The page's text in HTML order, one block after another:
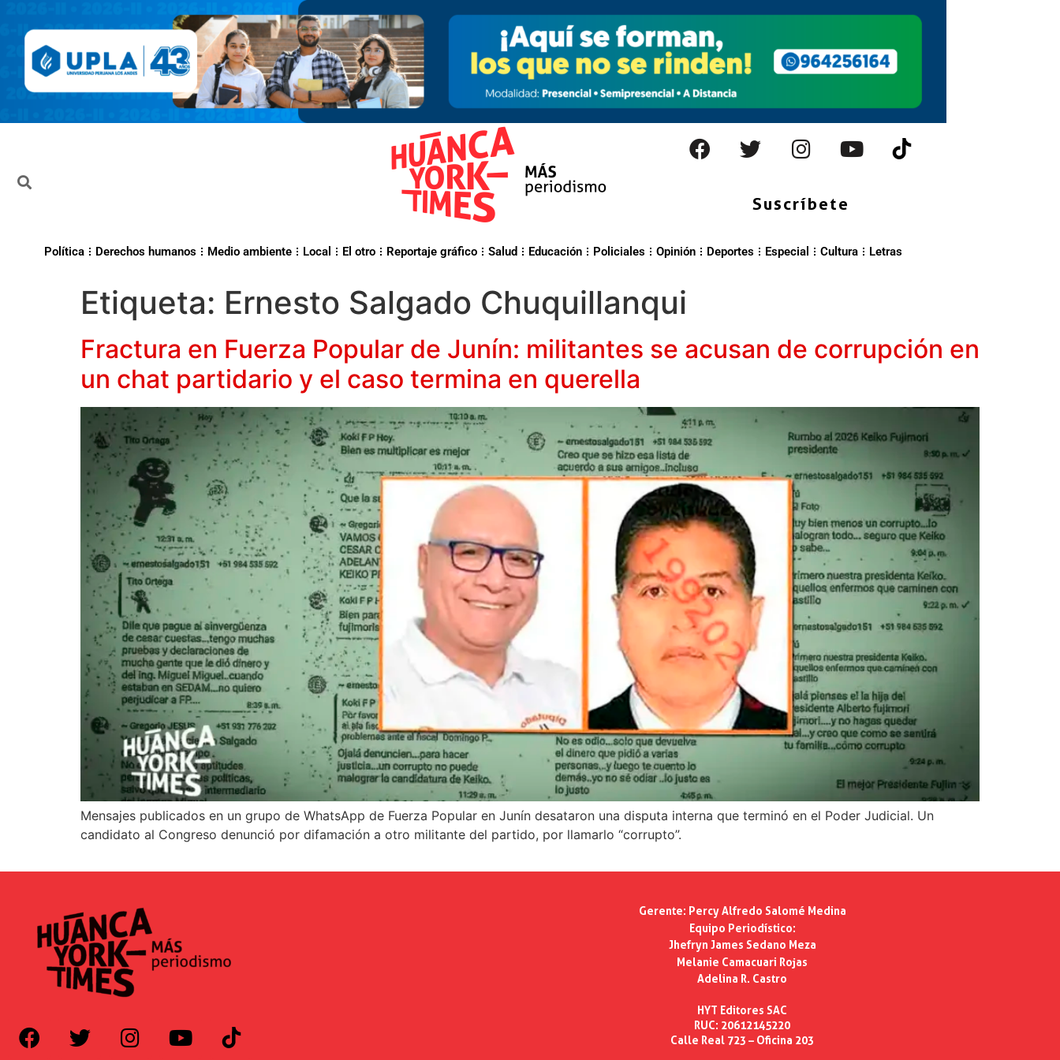
Suscríbete
Política Derechos humanos Medio ambiente Local El otro Reportaje gráfico Salud Educación Policiales Opinión Deportes Especial Cultura Letras
Etiqueta: Ernesto Salgado Chuquillanqui
Fractura en Fuerza Popular de Junín: militantes se acusan de corrupción en
un chat partidario y el caso termina en querella
Mensajes publicados en un grupo de WhatsApp de Fuerza Popular en Junín desataron una disputa interna que terminó en el Poder Judicial. Un
candidato al Congreso denunció por difamación a otro militante del partido, por llamarlo “corrupto”.
Gerente: Percy Alfredo Salomé Medina
Equipo Periodístico:
Jhefryn James Sedano Meza
Melanie Camacuari Rojas
Adelina R. Castro
HYT Editores SAC
RUC: 20612145220
Calle Real 723 – Oficina 203